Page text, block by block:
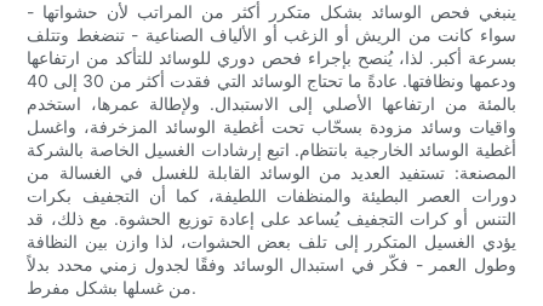
ينبغي فحص الوسائد بشكل متكرر أكثر من المراتب لأن حشواتها -
سواء كانت من الريش أو الزغب أو الألياف الصناعية - تنضغط وتتلف
بسرعة أكبر. لذا، يُنصح بإجراء فحص دوري للوسائد للتأكد من ارتفاعها
ودعمها ونظافتها. عادةً ما تحتاج الوسائد التي فقدت أكثر من 30 إلى 40
بالمئة من ارتفاعها الأصلي إلى الاستبدال. ولإطالة عمرها، استخدم
واقيات وسائد مزودة بسحّاب تحت أغطية الوسائد المزخرفة، واغسل
أغطية الوسائد الخارجية بانتظام. اتبع إرشادات الغسيل الخاصة بالشركة
المصنعة: تستفيد العديد من الوسائد القابلة للغسل في الغسالة من
دورات العصر البطيئة والمنظفات اللطيفة، كما أن التجفيف بكرات
التنس أو كرات التجفيف يُساعد على إعادة توزيع الحشوة. مع ذلك، قد
يؤدي الغسيل المتكرر إلى تلف بعض الحشوات، لذا وازن بين النظافة
وطول العمر - فكّر في استبدال الوسائد وفقًا لجدول زمني محدد بدلاً
من غسلها بشكل مفرط.